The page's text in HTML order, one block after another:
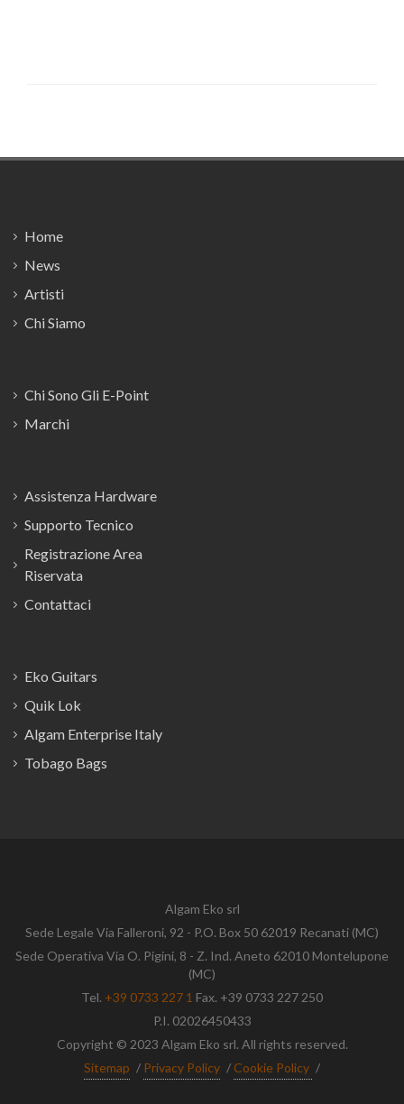
Home
News
Artisti
Chi Siamo
Chi Sono Gli E-Point
Marchi
Assistenza Hardware
Supporto Tecnico
Registrazione Area
Riservata
Contattaci
Eko Guitars
Quik Lok
Algam Enterprise Italy
Tobago Bags
Algam Eko srl
Sede Legale Via Falleroni, 92 - P.O. Box 50 62019 Recanati (MC)
Sede Operativa Via O. Pigini, 8 - Z. Ind. Aneto 62010 Montelupone
(MC)
Tel. +39 0733 227 1 Fax. +39 0733 227 250
P.I. 02026450433
Copyright © 2023 Algam Eko srl. All rights reserved.
Sitemap / Privacy Policy / Cookie Policy /